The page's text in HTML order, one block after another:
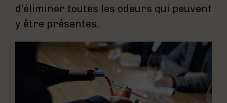
d’éliminer toutes les odeurs qui peuvent
y être présentes.